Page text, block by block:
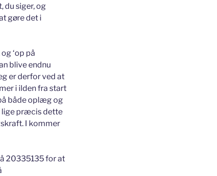
du siger, og
gøre det i
‘op på
blive endnu
er derfor ved at
i ilden fra start
både oplæg og
lige præcis dette
I kommer
20335135 for at